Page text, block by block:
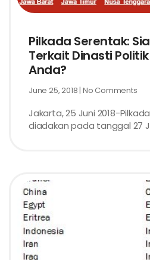
Pilkada Serentak:
Terkait Dinasti
Anda?
June 25, 2018 No Comments
Jakarta, 25 Juni 2018-
diadakan pada tanggal 27